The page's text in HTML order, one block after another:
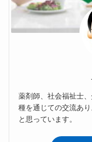
薬剤師、社会福祉士
種を通じての交流あ
と思っています。